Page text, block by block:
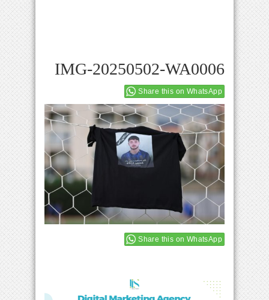
IMG-20250502-WA0006
Share this on WhatsApp
Share this on WhatsApp